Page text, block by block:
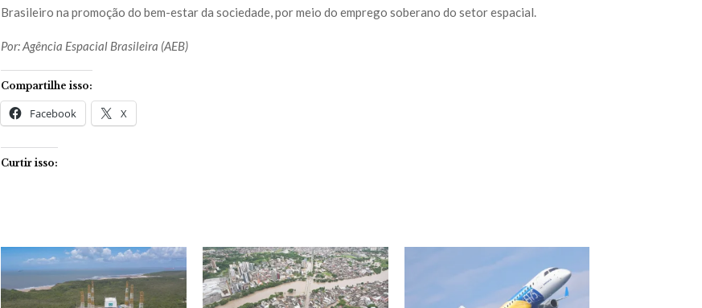
Brasileiro na promoção do bem-estar da sociedade, por meio do emprego soberano do setor espacial.
Por: Agência Espacial Brasileira (AEB)
Compartilhe isso:
Facebook X
Curtir isso: